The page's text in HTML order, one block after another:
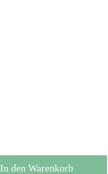
In den Warenkorb